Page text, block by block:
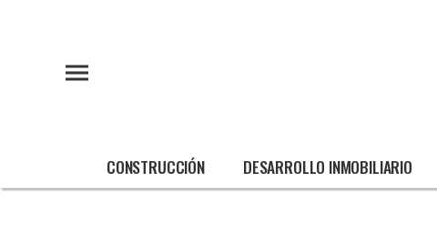
CONSTRUCCIÓN DESARROLLO INMOBILIARIO